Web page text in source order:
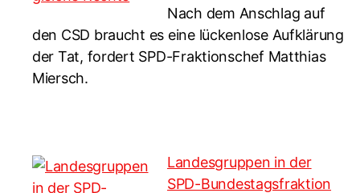
Nach dem Anschlag auf
den CSD braucht es eine lückenlose Aufklärung
der Tat, fordert SPD-Fraktionschef Matthias
Miersch.
Landesgruppen in der
SPD-Bundestagsfraktion